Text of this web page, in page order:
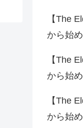
【The
から始
【The
から始
【The
から始